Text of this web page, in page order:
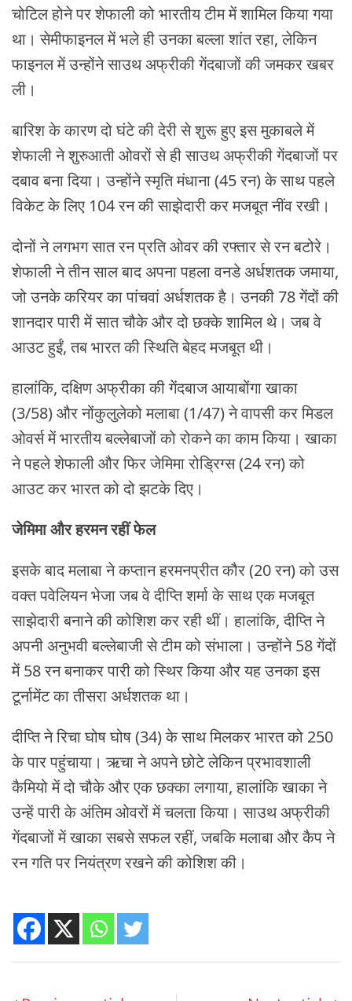
चोटिल होने पर शेफाली को भारतीय टीम में शामिल किया गया
था। सेमीफाइनल में भले ही उनका बल्ला शांत रहा, लेकिन
फाइनल में उन्होंने साउथ अफ्रीकी गेंदबाजों की जमकर खबर
ली।
बारिश के कारण दो घंटे की देरी से शुरू हुए इस मुकाबले में
शेफाली ने शुरुआती ओवरों से ही साउथ अफ्रीकी गेंदबाजों पर
दबाव बना दिया। उन्होंने स्मृति मंधाना (45 रन) के साथ पहले
विकेट के लिए 104 रन की साझेदारी कर मजबूत नींव रखी।
दोनों ने लगभग सात रन प्रति ओवर की रफ्तार से रन बटोरे।
शेफाली ने तीन साल बाद अपना पहला वनडे अर्धशतक जमाया,
जो उनके करियर का पांचवां अर्धशतक है। उनकी 78 गेंदों की
शानदार पारी में सात चौके और दो छक्के शामिल थे। जब वे
आउट हुईं, तब भारत की स्थिति बेहद मजबूत थी।
हालांकि, दक्षिण अफ्रीका की गेंदबाज आयाबोंगा खाका
(3/58) और नोंकुलुलेको मलाबा (1/47) ने वापसी कर मिडल
ओवर्स में भारतीय बल्लेबाजों को रोकने का काम किया। खाका
ने पहले शेफाली और फिर जेमिमा रोड्रिग्स (24 रन) को
आउट कर भारत को दो झटके दिए।
जेमिमा और हरमन रहीं फेल
इसके बाद मलाबा ने कप्तान हरमनप्रीत कौर (20 रन) को उस
वक्त पवेलियन भेजा जब वे दीप्ति शर्मा के साथ एक मजबूत
साझेदारी बनाने की कोशिश कर रही थीं। हालांकि, दीप्ति ने
अपनी अनुभवी बल्लेबाजी से टीम को संभाला। उन्होंने 58 गेंदों
में 58 रन बनाकर पारी को स्थिर किया और यह उनका इस
टूर्नामेंट का तीसरा अर्धशतक था।
दीप्ति ने रिचा घोष घोष (34) के साथ मिलकर भारत को 250
के पार पहुंचाया। ऋचा ने अपने छोटे लेकिन प्रभावशाली
कैमियो में दो चौके और एक छक्का लगाया, हालांकि खाका ने
उन्हें पारी के अंतिम ओवरों में चलता किया। साउथ अफ्रीकी
गेंदबाजों में खाका सबसे सफल रहीं, जबकि मलाबा और कैप ने
रन गति पर नियंत्रण रखने की कोशिश की।